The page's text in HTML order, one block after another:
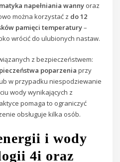
napełniania wanny oraz
można korzystać z do 12
pamięci temperatury–
wrócić do ulubionych nastaw.
z bezpieczeństwem:
poparzenia przy
w przypadku niespodziewanie
wody wynikających z
pomaga to ograniczyć
obsługuje kilka osób.
i wody
4i oraz